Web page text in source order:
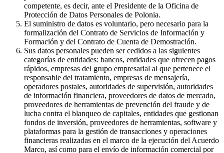
competente, es decir, ante el Presidente de la Oficina de
Protección de Datos Personales de Polonia.
El suministro de datos es voluntario, pero necesario para la
formalización del Contrato de Servicios de Información y
Formación y del Contrato de Cuenta de Demostración.
Sus datos personales pueden ser cedidos a las siguientes
categorías de entidades: bancos, entidades que ofrecen pagos
rápidos, empresas del grupo empresarial al que pertenece el
responsable del tratamiento, empresas de mensajería,
operadores postales, autoridades de supervisión, autoridades
de información financiera, proveedores de datos de mercado,
proveedores de herramientas de prevención del fraude y de
lucha contra el blanqueo de capitales, entidades que gestionan
fondos de inversión, proveedores de herramientas, software y
plataformas para la gestión de transacciones y operaciones
financieras realizadas en el marco de la ejecución del Acuerdo
Marco, así como para el envío de información comercial por